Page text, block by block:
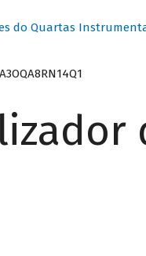
do Quartas